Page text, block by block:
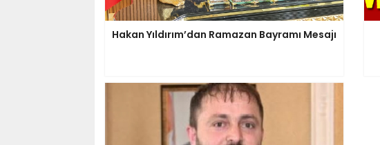
Hakan Yıldırım’dan Ramazan Bayramı Mesajı